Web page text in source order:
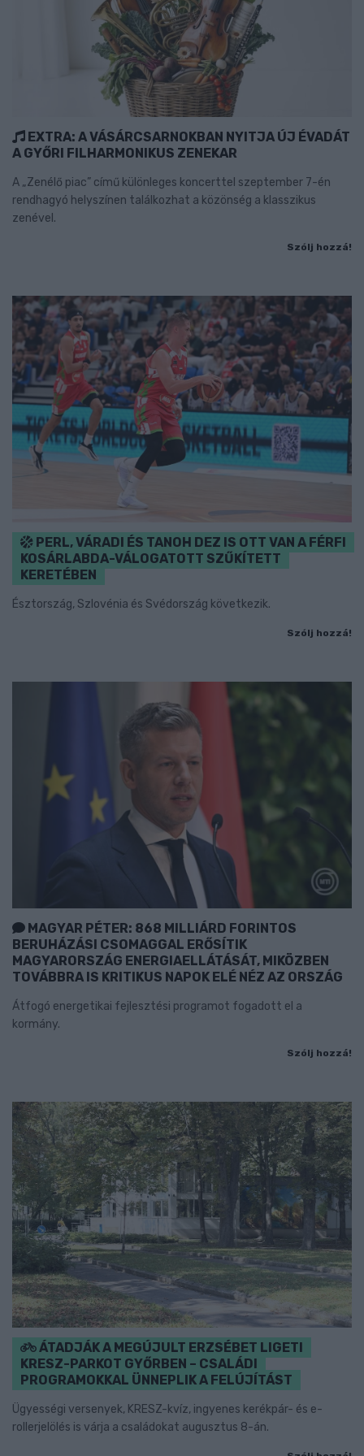
EXTRA: A VÁSÁRCSARNOKBAN NYITJA ÚJ ÉVADÁT
A GYŐRI FILHARMONIKUS ZENEKAR
A „Zenélő piac” című különleges koncerttel szeptember 7-én
rendhagyó helyszínen találkozhat a közönség a klasszikus
zenével.
Szólj hozzá!
PERL, VÁRADI ÉS TANOH DEZ IS OTT VAN A FÉRFI
KOSÁRLABDA-VÁLOGATOTT SZŰKÍTETT
KERETÉBEN
Észtország, Szlovénia és Svédország következik.
Szólj hozzá!
MAGYAR PÉTER: 868 MILLIÁRD FORINTOS
BERUHÁZÁSI CSOMAGGAL ERŐSÍTIK
MAGYARORSZÁG ENERGIAELLÁTÁSÁT, MIKÖZBEN
TOVÁBBRA IS KRITIKUS NAPOK ELÉ NÉZ AZ ORSZÁG
Átfogó energetikai fejlesztési programot fogadott el a
kormány.
Szólj hozzá!
ÁTADJÁK A MEGÚJULT ERZSÉBET LIGETI
KRESZ-PARKOT GYŐRBEN – CSALÁDI
PROGRAMOKKAL ÜNNEPLIK A FELÚJÍTÁST
Ügyességi versenyek, KRESZ-kvíz, ingyenes kerékpár- és e-
rollerjelölés is várja a családokat augusztus 8-án.